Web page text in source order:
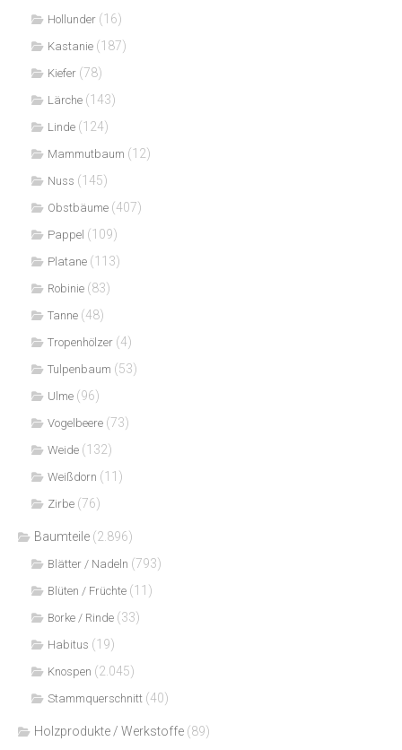
Hollunder (16)
Kastanie (187)
Kiefer (78)
Lärche (143)
Linde (124)
Mammutbaum (12)
Nuss (145)
Obstbäume (407)
Pappel (109)
Platane (113)
Robinie (83)
Tanne (48)
Tropenhölzer (4)
Tulpenbaum (53)
Ulme (96)
Vogelbeere (73)
Weide (132)
Weißdorn (11)
Zirbe (76)
Baumteile (2.896)
Blätter / Nadeln (793)
Blüten / Früchte (11)
Borke / Rinde (33)
Habitus (19)
Knospen (2.045)
Stammquerschnitt (40)
Holzprodukte / Werkstoffe (89)